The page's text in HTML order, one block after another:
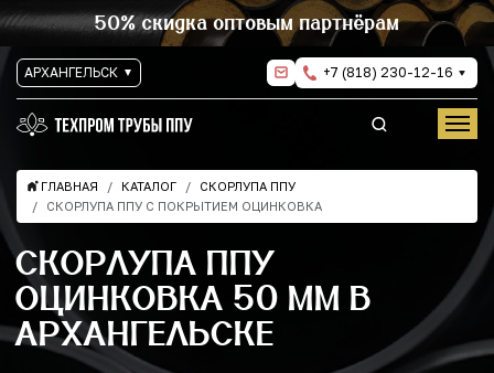
50% скидка оптовым партнёрам
АРХАНГЕЛЬСК +7 (818) 230-12-16
ГЛАВНАЯ КАТАЛОГ
СКОРЛУПА ППУ
СКОРЛУПА ППУ С ПОКРЫТИЕМ ОЦИНКОВКА
СКОРЛУПА ППУ
ОЦИНКОВКА 50 ММ В
АРХАНГЕЛЬСКЕ